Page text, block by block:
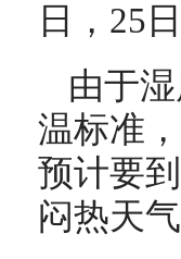
日，25
由于
温标准
预计要
闷热天